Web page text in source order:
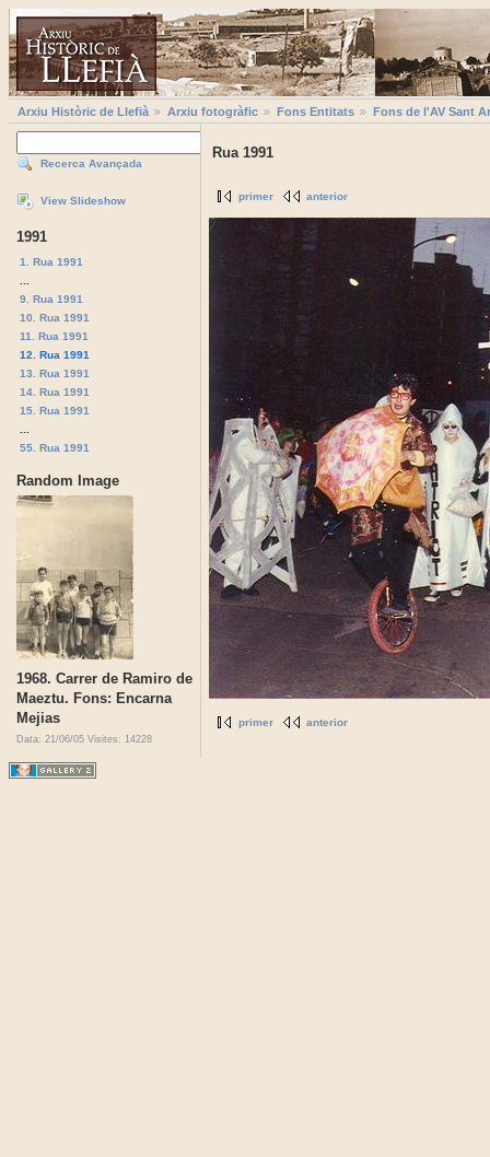
Arxiu Històric de Llefià Arxiu fotogràfic Fons Entitats Fons de l'AV Sant
Recerca Avançada
View Slideshow
1991
1. Rua 1991
9. Rua 1991
10. Rua 1991
11. Rua 1991
12. Rua 1991
13. Rua 1991
14. Rua 1991
15. Rua 1991
55. Rua 1991
Random Image
1968. Carrer de Ramiro de
Maeztu. Fons: Encarna
Mejias
Data: 21/06/05 Visites: 14228
Rua 1991
primer anterior
primer anterior